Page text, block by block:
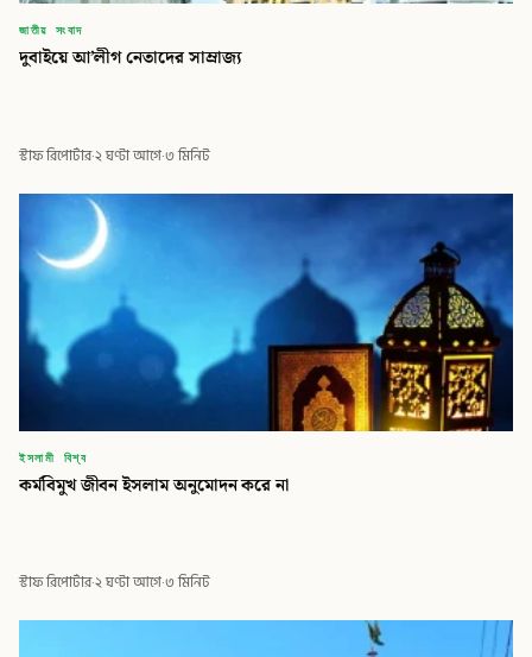
জাতীয় সংবাদ
দুবাইয়ে আ’লীগ নেতাদের সাম্রাজ্য
স্টাফ রিপোর্টার·২ ঘণ্টা আগে·৩ মিনিট
ইসলামী বিশ্ব
কর্মবিমুখ জীবন ইসলাম অনুমোদন করে না
স্টাফ রিপোর্টার·২ ঘণ্টা আগে·৩ মিনিট